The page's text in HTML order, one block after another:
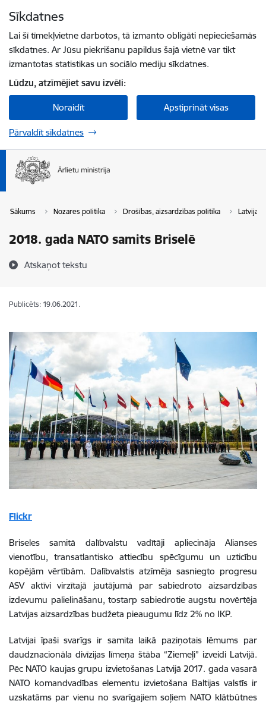
Sīkdatnes
Lai šī tīmekļvietne darbotos, tā izmanto obligāti nepieciešamās
sīkdatnes. Ar Jūsu piekrišanu papildus šajā vietnē var tikt
izmantotas statistikas un sociālo mediju sīkdatnes.
Lūdzu, atzīmējiet savu izvēli:
Noraidīt Apstiprināt visas
Pārvaldīt sīkdatnes
Sākums Nozares politika Drošības, aizsardzības politika Latvijas
2018. gada NATO samits Briselē
Atskaņot tekstu
Publicēts: 19.06.2021.
Flickr
Briseles samitā dalībvalstu vadītāji apliecināja Alianses
vienotību, transatlantisko attiecību spēcīgumu un uzticību
kopējām vērtībām. Dalībvalstis atzīmēja sasniegto progresu
ASV aktīvi virzītajā jautājumā par sabiedroto aizsardzības
izdevumu palielināšanu, tostarp sabiedrotie augstu novērtēja
Latvijas aizsardzības budžeta pieaugumu līdz 2% no IKP.
Latvijai īpaši svarīgs ir samita laikā paziņotais lēmums par
daudznacionāla divīzijas līmeņa štāba “Ziemeļi” izveidi Latvijā.
Pēc NATO kaujas grupu izvietošanas Latvijā 2017. gada vasarā
NATO komandvadības elementu izvietošana Baltijas valstīs ir
uzskatāms par vienu no svarīgajiem soļiem NATO klātbūtnes